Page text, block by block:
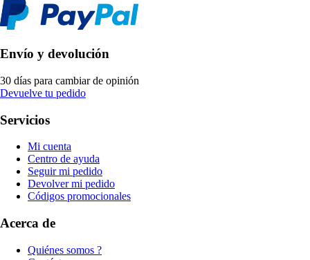
Envío y devolución
30 días para cambiar de opinión
Devuelve tu pedido
Servicios
Mi cuenta
Centro de ayuda
Seguir mi pedido
Devolver mi pedido
Códigos promocionales
Acerca de
Quiénes somos ?